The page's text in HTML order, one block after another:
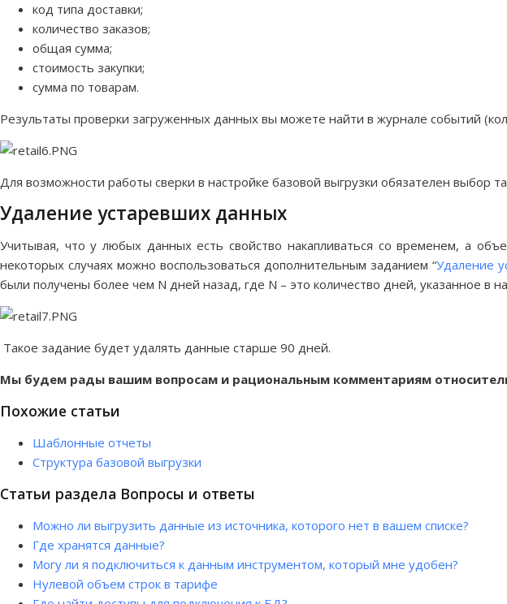
код типа доставки;
количество заказов;
общая сумма;
стоимость закупки;
сумма по товарам.
Результаты проверки загруженных данных вы можете найти в журнале событий
Для возможности работы сверки в настройке базовой выгрузки обязателен выбор
Удаление устаревших данных
Учитывая, что у любых данных есть свойство накапливаться со временем, а
некоторых случаях можно воспользоваться дополнительным заданием “Удаление
были получены более чем N дней назад, где N – это количество дней, указанное в
Такое задание будет удалять данные старше 90 дней.
Мы будем рады вашим вопросам и рациональным комментариям
Похожие статьи
Шаблонные отчеты
Структура базовой выгрузки
Статьи раздела Вопросы и ответы
Можно ли выгрузить данные из источника, которого нет в вашем списке?
Где хранятся данные?
Могу ли я подключиться к данным инструментом, который мне удобен?
Нулевой объем строк в тарифе